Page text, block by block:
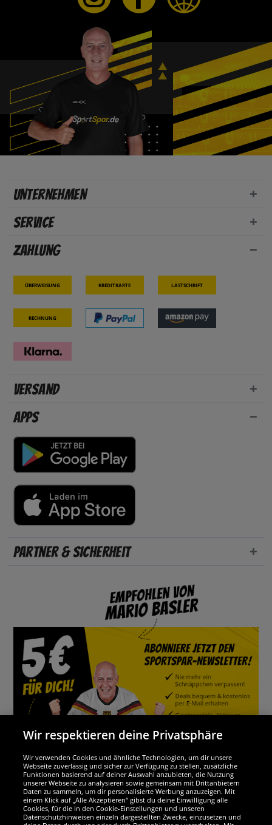
Unternehmen
Service
Zahlung
Überweisung Kreditkarte Lastschrift
Rechnung
Versand
Apps
Partner & Sicherheit
Wir sind ausgezeichnet
Wir respektieren deine Privatsphäre
Wir verwenden Cookies und ähnliche Technologien, um dir unsere
Webseite zuverlässig und sicher zur Verfügung zu stellen, zusätzliche
Funktionen basierend auf deiner Auswahl anzubieten, die Nutzung
unserer Webseite zu analysieren sowie gemeinsam mit Drittanbietern
Daten zu sammeln, um dir personalisierte Werbung anzuzeigen. Mit
einem Klick auf „Alle Akzeptieren“ gibst du deine Einwilligung alle
Cookies, für die in den Cookie-Einstellungen und unseren
Datenschutzhinweisen einzeln dargestellten Zwecke, einzusetzen und